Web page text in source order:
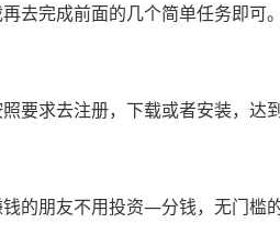
去完成前面的几个简单任务即可。
要求去注册，下载或者安装，
的朋友不用投资—分钱，无门槛